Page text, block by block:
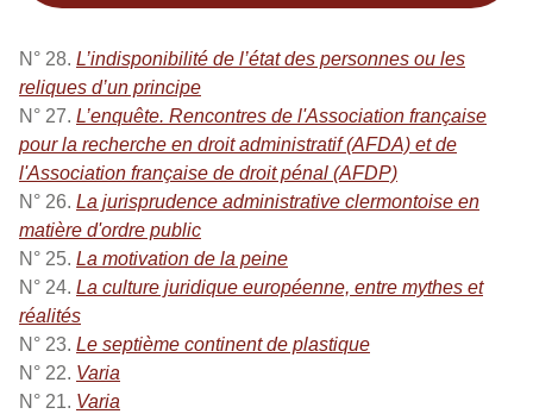
N° 28. L’indisponibilité de l’état des personnes ou les
reliques d’un principe
N° 27. L’enquête. Rencontres de l'Association française
pour la recherche en droit administratif (AFDA) et de
l'Association française de droit pénal (AFDP)
N° 26. La jurisprudence administrative clermontoise en
matière d'ordre public
N° 25. La motivation de la peine
N° 24. La culture juridique européenne, entre mythes et
réalités
N° 23. Le septième continent de plastique
N° 22. Varia
N° 21. Varia